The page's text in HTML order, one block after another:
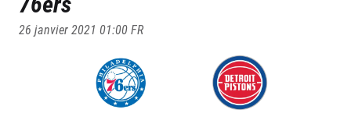
26 janvier 2021 01:00FR